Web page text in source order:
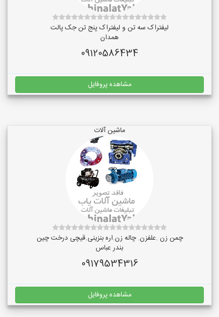
لیفتراک سه تن و لیفتراک پنج تن جک پالت
همدان
09120586434
مشاهده پروفایل
ماشین آلات
چمن زن .علفزن. چاله زن.اره بنزینی.قیچی درخت چین
بندر عباس
09179534316
مشاهده پروفایل